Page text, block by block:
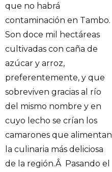
que no habrá
contaminación en Tambo.
Son doce mil hectáreas
cultivadas con caña de
azúcar y arroz,
preferentemente, y que
sobreviven gracias al río
del mismo nombre y en
cuyo lecho se crían los
camarones que alimentan
la culinaria más deliciosa
de la región.Â Pasando el